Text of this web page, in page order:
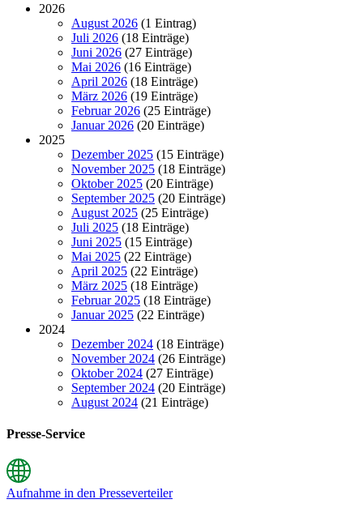
2026
August 2026 (1 Eintrag)
Juli 2026 (18 Einträge)
Juni 2026 (27 Einträge)
Mai 2026 (16 Einträge)
April 2026 (18 Einträge)
März 2026 (19 Einträge)
Februar 2026 (25 Einträge)
Januar 2026 (20 Einträge)
2025
Dezember 2025 (15 Einträge)
November 2025 (18 Einträge)
Oktober 2025 (20 Einträge)
September 2025 (20 Einträge)
August 2025 (25 Einträge)
Juli 2025 (18 Einträge)
Juni 2025 (15 Einträge)
Mai 2025 (22 Einträge)
April 2025 (22 Einträge)
März 2025 (18 Einträge)
Februar 2025 (18 Einträge)
Januar 2025 (22 Einträge)
2024
Dezember 2024 (18 Einträge)
November 2024 (26 Einträge)
Oktober 2024 (27 Einträge)
September 2024 (20 Einträge)
August 2024 (21 Einträge)
Presse-Service
Aufnahme in den Presseverteiler